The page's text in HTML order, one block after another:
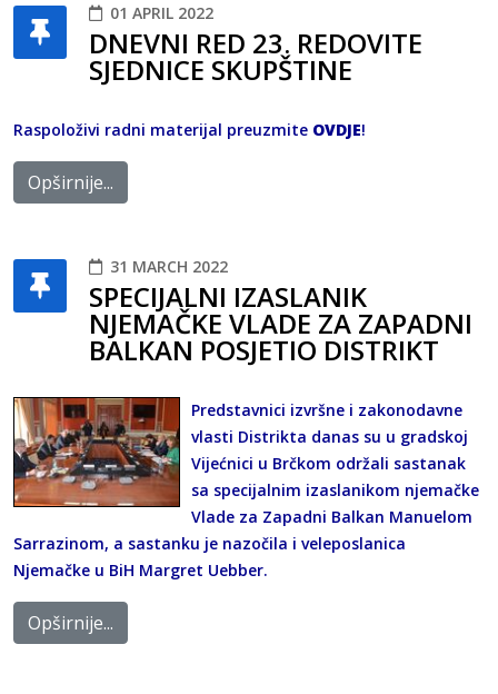
01 APRIL 2022
DNEVNI RED 23. REDOVITE
SJEDNICE SKUPŠTINE
Raspoloživi radni materijal preuzmite OVDJE!
Opširnije...
31 MARCH 2022
SPECIJALNI IZASLANIK
NJEMAČKE VLADE ZA ZAPADNI
BALKAN POSJETIO DISTRIKT
Predstavnici izvršne i zakonodavne
vlasti Distrikta danas su u gradskoj
Vijećnici u Brčkom održali sastanak
sa specijalnim izaslanikom njemačke
Vlade za Zapadni Balkan Manuelom
Sarrazinom, a sastanku je nazočila i veleposlanica
Njemačke u BiH Margret Uebber.
Opširnije...